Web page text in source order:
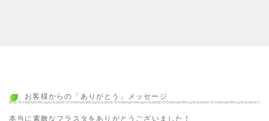
お客様からの「ありがとう」メッセージ
本当に素敵なフラスタをありがとうございました！